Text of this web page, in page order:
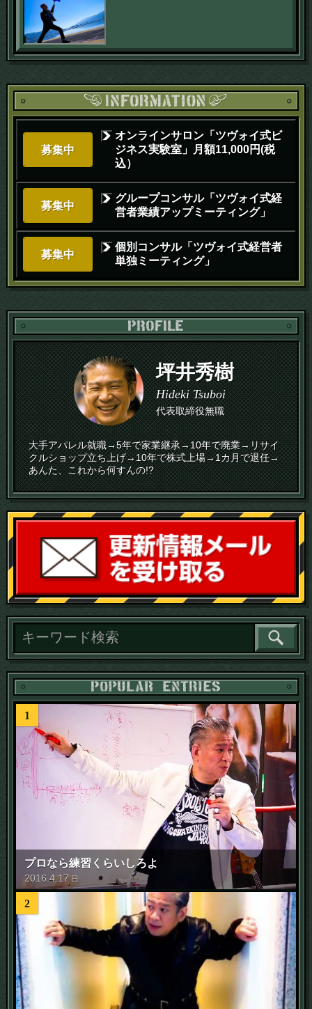
募集中
オンラインサロン「ツヴォイ式ビ
ジネス実験室」月額11,000円(税
込）
募集中
グループコンサル「ツヴォイ式経
営者業績アップミーティング」
募集中
個別コンサル「ツヴォイ式経営者
単独ミーティング」
坪井秀樹
Hideki Tsuboi
代表取締役無職
大手アパレル就職→5年で家業継承→10年で廃業→リサイ
クルショップ立ち上げ→10年で株式上場→1カ月で退任→
あんた、これから何すんの!?
読
1
プロなら練習くらいしろよ
2016.4.17 日
2